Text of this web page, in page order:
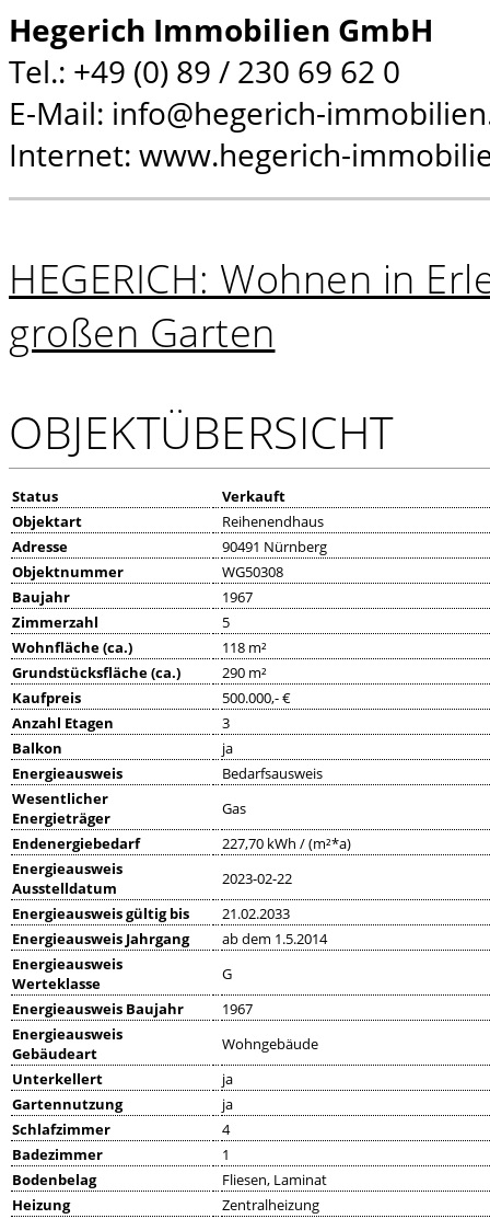
Hegerich Immobilien GmbH
Tel.: +49 (0) 89 / 230 69 62 0
E-Mail: info@hegerich-
Internet: www.hegerich-
HEGERICH: Wohnen in
großen Garten
OBJEKTÜBERSICHT
Status
Verkauft
Objektart
Reihenendhaus
Adresse
90491 Nürnberg
Objektnummer
WG50308
Baujahr
1967
Zimmerzahl
5
Wohnfläche (ca.)
118 m²
Grundstücksfläche (ca.)
290 m²
Kaufpreis
500.000,- €
Anzahl Etagen
3
Balkon
ja
Energieausweis
Bedarfsausweis
Wesentlicher
Energieträger
Gas
Endenergiebedarf
227,70 kWh / (m²*a)
Energieausweis
Ausstelldatum
2023-02-22
Energieausweis gültig bis
21.02.2033
Energieausweis Jahrgang
ab dem 1.5.2014
Energieausweis
Werteklasse
G
Energieausweis Baujahr
1967
Energieausweis
Gebäudeart
Wohngebäude
Unterkellert
ja
Gartennutzung
ja
Schlafzimmer
4
Badezimmer
1
Bodenbelag
Fliesen, Laminat
Heizung
Zentralheizung